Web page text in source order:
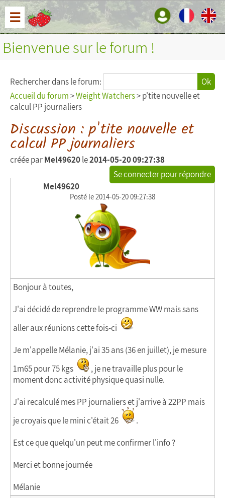
☰
Bienvenue sur le forum !
Rechercher dans le forum:
Ok
Accueil du forum>Weight Watchers> p'tite nouvelle et
calcul PP journaliers
Discussion : p'tite nouvelle et
calcul PP journaliers
créée parMel49620le2014-05-20 09:27:38
Se connecter pour répondre
Mel49620
Posté le 2014-05-20 09:27:38
Bonjour à toutes,
J'ai décidé de reprendre le programme WW mais sans
aller aux réunions cette fois-ci
Je m'appelle Mélanie, j'ai 35 ans (36 en juillet), je mesure
1m65 pour 75 kgs
, je ne travaille plus pour le
moment donc activité physique quasi nulle.
J'ai recalculé mes PP journaliers et j'arrive à 22PP mais
je croyais que le mini c'était 26
.
Est ce que quelqu'un peut me confirmer l'info ?
Merci et bonne journée
Mélanie